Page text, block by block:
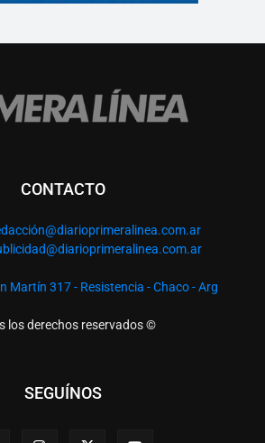
CONTACTO
n@diarioprimeralinea.com.ar
Martín 317 - Resistencia - Chaco - Arg
los derechos reservados ©
SEGUÍNOS